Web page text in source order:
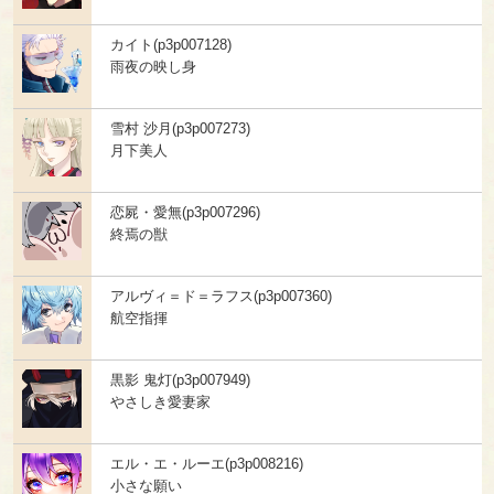
カイト(p3p007128)
雨夜の映し身
雪村 沙月(p3p007273)
月下美人
恋屍・愛無(p3p007296)
終焉の獣
アルヴィ＝ド＝ラフス(p3p007360)
航空指揮
黒影 鬼灯(p3p007949)
やさしき愛妻家
エル・エ・ルーエ(p3p008216)
小さな願い